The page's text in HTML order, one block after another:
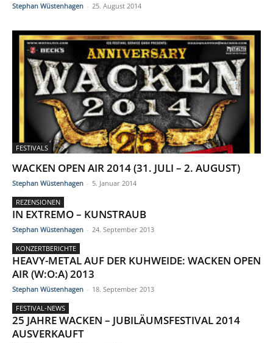
Stephan Wüstenhagen - 25. August 2014
FESTIVALS
WACKEN OPEN AIR 2014 (31. JULI – 2. AUGUST)
Stephan Wüstenhagen - 5. Januar 2014
REZENSIONEN
IN EXTREMO – KUNSTRAUB
Stephan Wüstenhagen - 24. September 2013
KONZERTBERICHTE
HEAVY-METAL AUF DER KUHWEIDE: WACKEN OPEN
AIR (W:O:A) 2013
Stephan Wüstenhagen - 18. September 2013
FESTIVAL-NEWS
25 JAHRE WACKEN – JUBILÄUMSFESTIVAL 2014
AUSVERKAUFT